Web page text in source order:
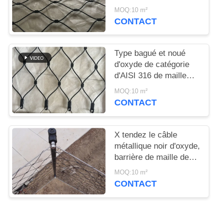
POLITIQUE
DE
CONFIDENTIALITÉ
316 Inox pour la clôture
animale/balustrade
MOQ:10 m²
CONTACT
Type bagué et noué
d'oxyde de catégorie
d'AISI 316 de maille
noire de câble
métallique
MOQ:10 m²
CONTACT
X tendez le câble
métallique noir d'oxyde,
barrière de maille de
câble métallique d'acier
inoxydable
MOQ:10 m²
CONTACT